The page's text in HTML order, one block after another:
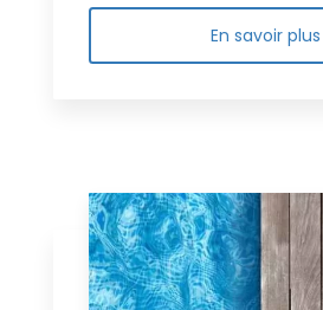
En savoir plus